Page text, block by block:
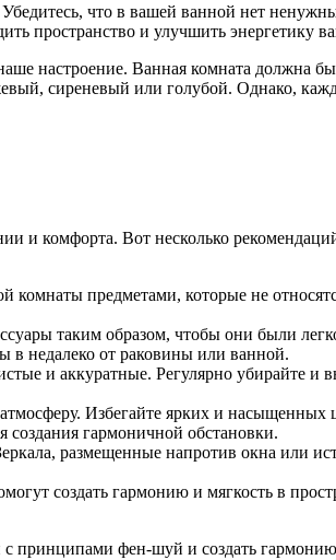
что в вашей ванной нет
пространство и улучшить энергетику
настроение. Ванная комната должна
сиреневый или голубой. Однако,
и комфорта. Вот несколько
предметами, которые не
таким образом, чтобы они были
недалеко от раковины или ванной.
и аккуратные. Регулярно убирайте и
Избегайте ярких и насыщенных
создания гармоничной обстановки.
размещенные напротив окна или
создать гармонию и мягкость в
с принципами фен-шуй и создать